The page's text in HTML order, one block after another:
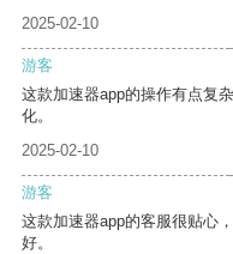
2025-02-10
游客
这款加速器app的操作有点复
化。
2025-02-10
游客
这款加速器app的客服很贴心
好。